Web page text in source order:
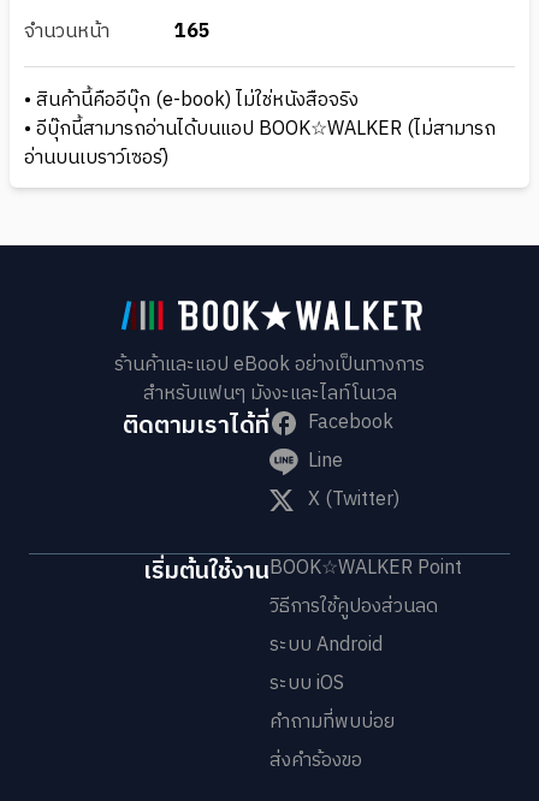
จำนวนหน้า
165
• สินค้านี้คืออีบุ๊ก (e-book) ไม่ใช่หนังสือจริง
• อีบุ๊กนี้สามารถอ่านได้บนแอป BOOK☆WALKER (ไม่สามารถ
อ่านบนเบราว์เซอร์)
ร้านค้าและแอป eBook อย่างเป็นทางการ
สำหรับแฟนๆ มังงะและไลท์โนเวล
ติดตามเราได้ที่
Facebook
Line
X (Twitter)
เริ่มต้นใช้งานBOOK☆WALKER Point
วิธีการใช้คูปองส่วนลด
ระบบ Android
ระบบ iOS
คำถามที่พบบ่อย
ส่งคำร้องขอ